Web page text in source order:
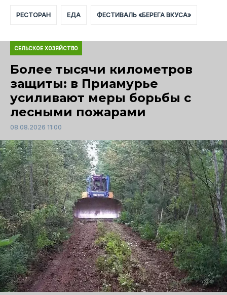
РЕСТОРАН ЕДА ФЕСТИВАЛЬ «БЕРЕГА ВКУСА»
СЕЛЬСКОЕ ХОЗЯЙСТВО
Более тысячи километров
защиты: в Приамурье
усиливают меры борьбы с
лесными пожарами
08.08.2026 11:00